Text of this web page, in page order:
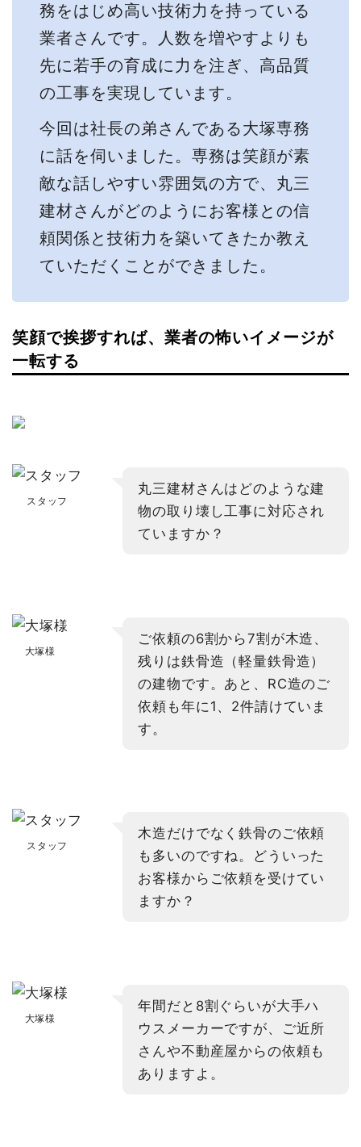
務をはじめ高い技術力を持っている
業者さんです。人数を増やすよりも
先に若手の育成に力を注ぎ、高品質
の工事を実現しています。
今回は社長の弟さんである大塚専務
に話を伺いました。専務は笑顔が素
敵な話しやすい雰囲気の方で、丸三
建材さんがどのようにお客様との信
頼関係と技術力を築いてきたか教え
ていただくことができました。
笑顔で挨拶すれば、業者の怖いイメージが
一転する
スタッフ
丸三建材さんはどのような建
物の取り壊し工事に対応され
ていますか？
大塚様
ご依頼の6割から7割が木造、
残りは鉄骨造（軽量鉄骨造）
の建物です。あと、RC造のご
依頼も年に1、2件請けていま
す。
スタッフ
木造だけでなく鉄骨のご依頼
も多いのですね。どういった
お客様からご依頼を受けてい
ますか？
大塚様
年間だと8割ぐらいが大手ハ
ウスメーカーですが、ご近所
さんや不動産屋からの依頼も
ありますよ。